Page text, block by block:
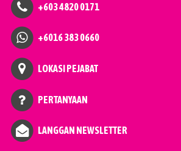
+603 4820 0171
+6016 383 0660
LOKASI PEJABAT
PERTANYAAN
LANGGAN NEWSLETTER